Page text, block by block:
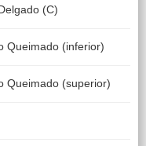
(C)
Queimado (inferior)
Queimado (superior)